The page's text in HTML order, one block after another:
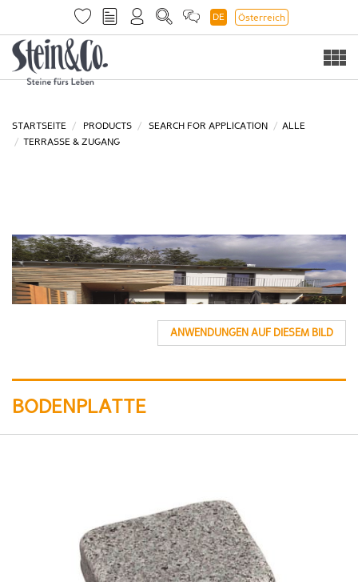
DE Österreich
STARTSEITE PRODUCTS SEARCH FOR APPLICATION
ALLE
TERRASSE & ZUGANG
ANWENDUNGEN AUF DIESEM BILD
BODENPLATTE